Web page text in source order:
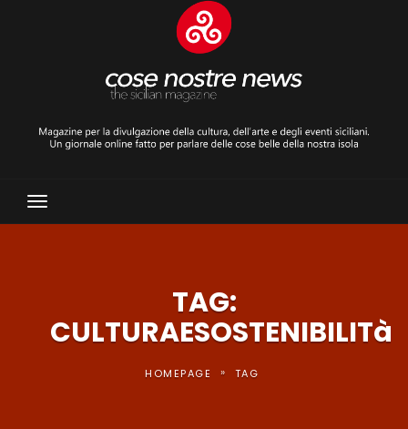
Toggle
Navigation
TAG:
CULTURAESOSTENIBILITà
HOMEPAGE » TAG